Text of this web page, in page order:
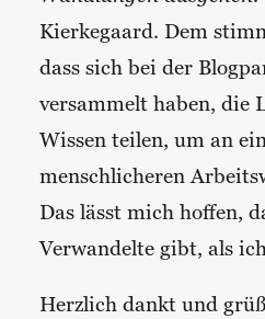
Kierkegaard. Dem
dass sich bei der
versammelt haben, die
Wissen teilen, um an
menschlicheren
Das lässt mich hoffen,
Verwandelte gibt, als
Herzlich dankt und